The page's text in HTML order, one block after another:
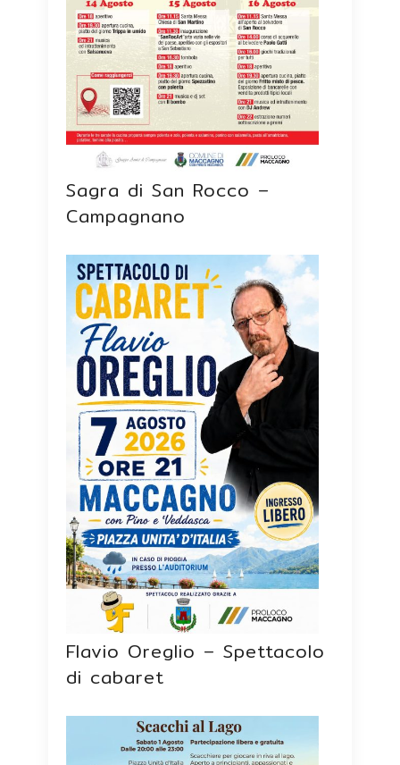
Sagra di San Rocco –
Campagnano
Flavio Oreglio – Spettacolo
di cabaret